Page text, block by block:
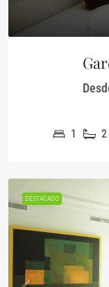
1 2
DESTACADO